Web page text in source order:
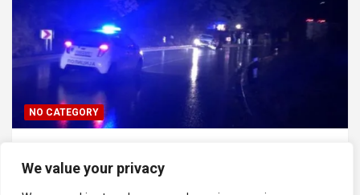
We value your privacy
NO CATEGORY
татко си откако ја нападнал неговата мајка